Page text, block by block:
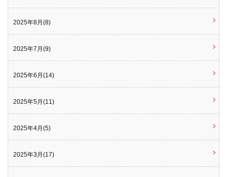
2025年8月(8)
2025年7月(9)
2025年6月(14)
2025年5月(11)
2025年4月(5)
2025年3月(17)